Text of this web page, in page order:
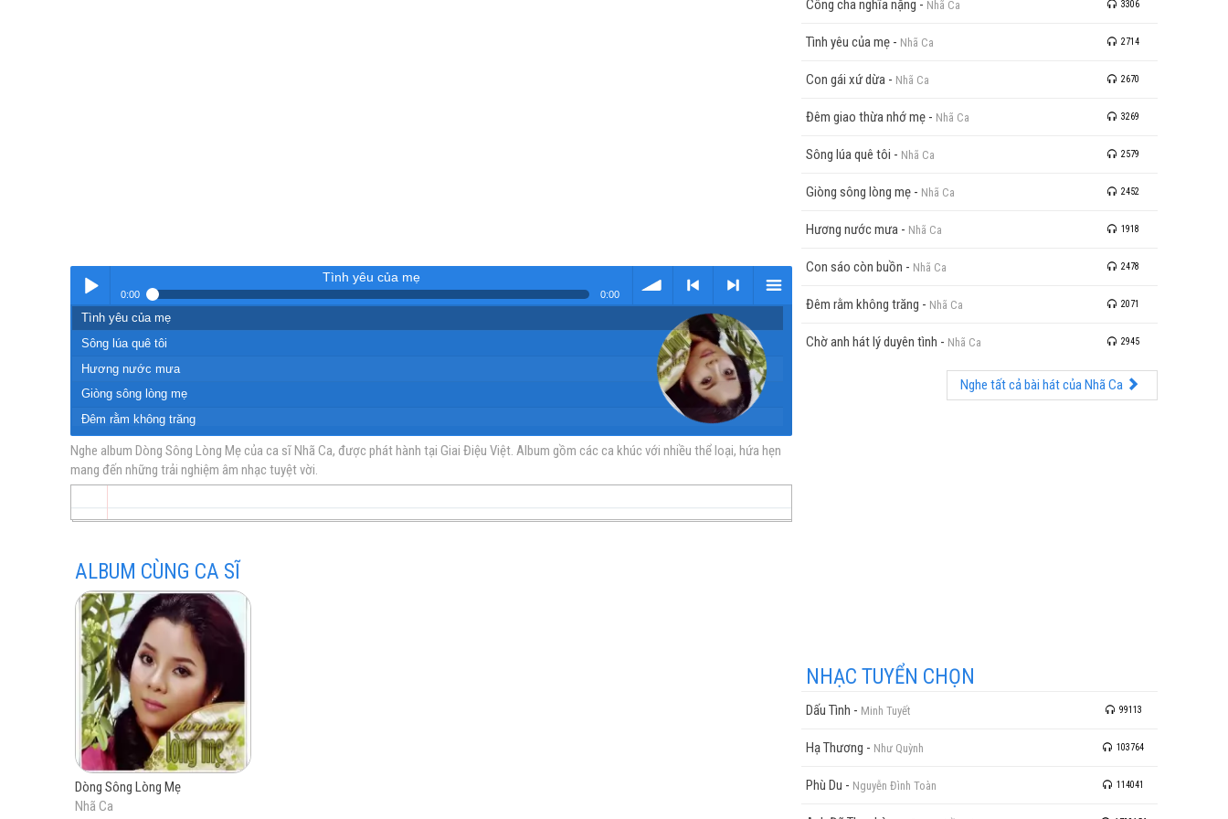
Nhạc
vàng
trữ
tình
Tình yêu của mẹ
0:00 0:00
Tải < Kho > Kho
Tình yêu của mẹ
Sông lúa quê tôi
Hương nước mưa
Giòng sông lòng mẹ
Đêm rằm không trăng
Đêm giao thừa nhớ mẹ
Con sáo còn buồn
Con gái xứ dừa
Nghe album Dòng Sông Lòng Mẹ của ca sĩ Nhã Ca, được phát hành tại Giai Điệu Việt. Album gồm các ca khúc với nhiều thể loại, hứa hẹn
mang đến những trải nghiệm âm nhạc tuyệt vời.
ALBUM CÙNG CA SĨ
Dòng Sông Lòng Mẹ
Nhã Ca
Công cha nghĩa nặng - Nhã Ca 3306
Tình yêu của mẹ - Nhã Ca 2714
Con gái xứ dừa - Nhã Ca 2670
Đêm giao thừa nhớ mẹ - Nhã Ca 3269
Sông lúa quê tôi - Nhã Ca 2579
Giòng sông lòng mẹ - Nhã Ca 2452
Hương nước mưa - Nhã Ca 1918
Con sáo còn buồn - Nhã Ca 2478
Đêm rằm không trăng - Nhã Ca 2071
Chờ anh hát lý duyên tình - Nhã Ca 2945
Nghe tất cả bài hát của Nhã Ca
NHẠC TUYỂN CHỌN
Dấu Tình - Minh Tuyết 99113
Hạ Thương - Như Quỳnh 103764
Phù Du - Nguyễn Đình Toàn 114041